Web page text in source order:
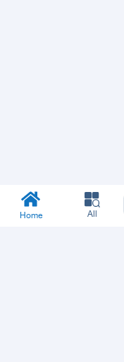
Home All